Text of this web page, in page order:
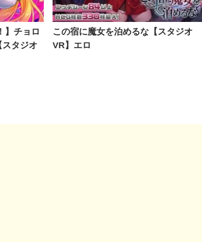
】チョロ
タジオ
この宿に魔女を泊めるな【スタジオ
VR】エロ